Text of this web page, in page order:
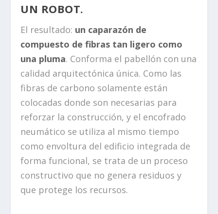
UN ROBOT.
El resultado: un caparazón de
compuesto de fibras tan ligero como
una pluma. Conforma el pabellón con una
calidad arquitectónica única. Como las
fibras de carbono solamente están
colocadas donde son necesarias para
reforzar la construcción, y el encofrado
neumático se utiliza al mismo tiempo
como envoltura del edificio integrada de
forma funcional, se trata de un proceso
constructivo que no genera residuos y
que protege los recursos.